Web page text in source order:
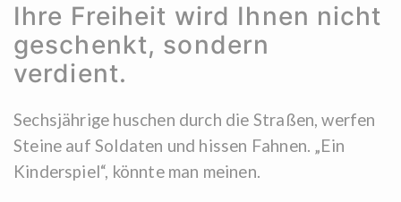
Ihre Freiheit wird Ihnen nicht
geschenkt, sondern
verdient.
Sechsjährige huschen durch die Straßen, werfen
Steine ​​auf Soldaten und hissen Fahnen. „Ein
Kinderspiel“, könnte man meinen.